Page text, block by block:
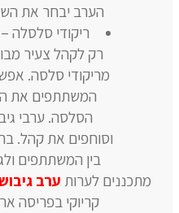
הערב יבחר את
ריקודי סלסלה
רק לקהל צעיר
מריקודי סלסה.
המשתתפים את
הסלסה. ערבי
וסוחפים את קהל.
בין המשתתפים
מתכננים לערות ערב
קריוקי בפריסה ארצית 077-